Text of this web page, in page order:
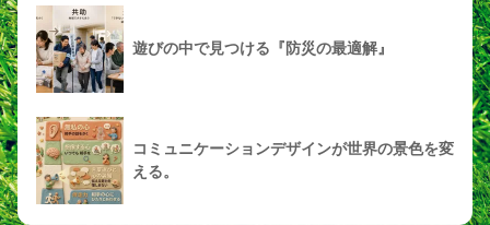
遊びの中で見つける『防災の最適解』
コミュニケーションデザインが世界の景色を変
える。